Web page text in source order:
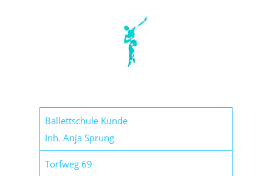
Ballettschule Kunde
Inh. Anja Sprung
Torfweg 69